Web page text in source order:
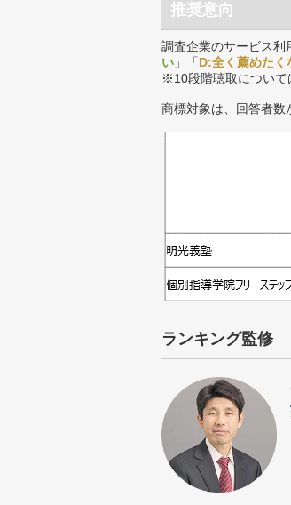
推奨意向
調査企業のサービス利
い 」「D:全く薦めたく
※10段階聴取について
商標対象は、回答者数
ランキング監修